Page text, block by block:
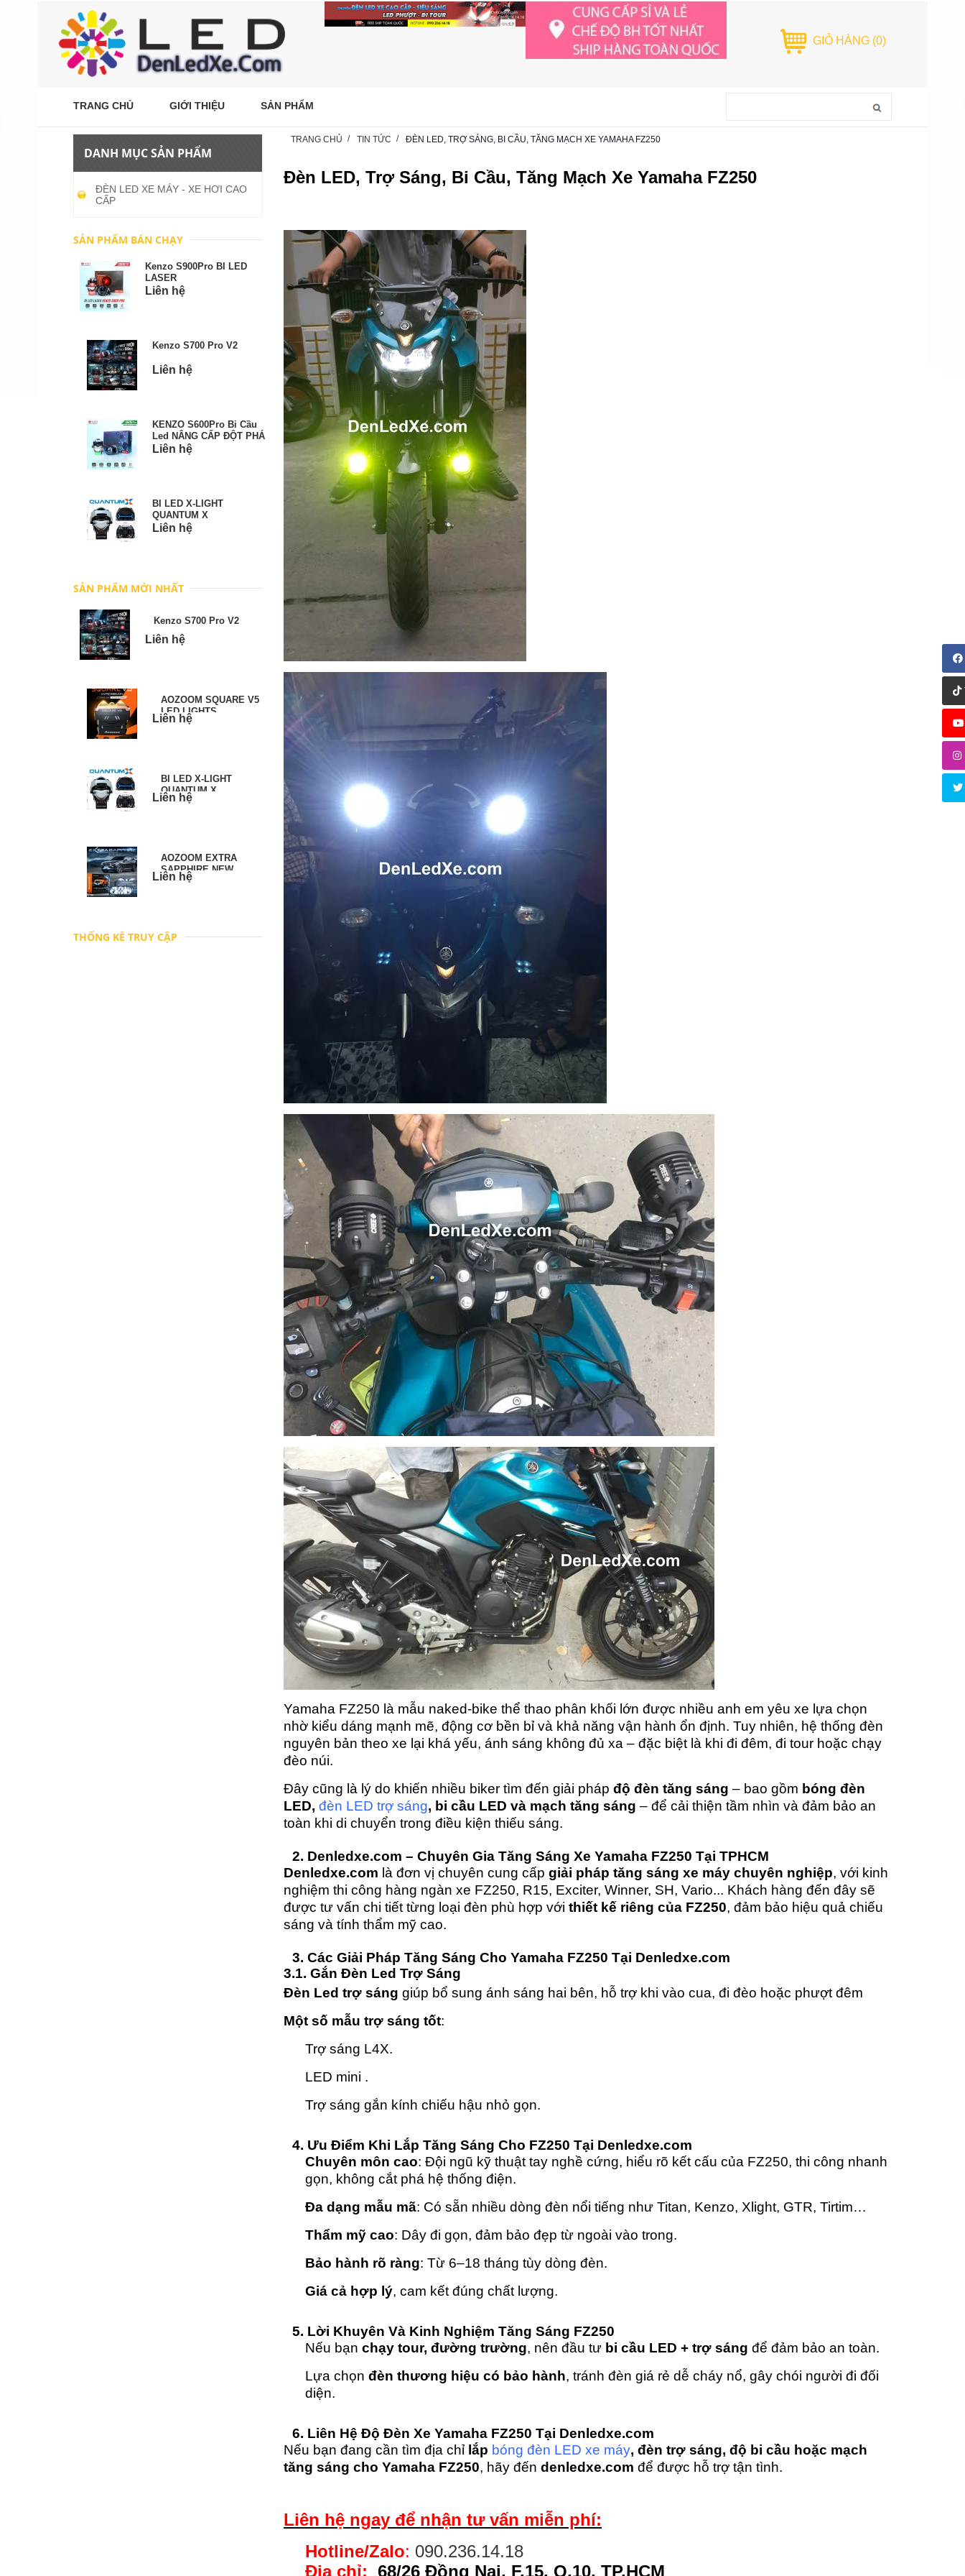
GIỎ HÀNG (0)
TRANG CHỦ GIỚI THIỆU SẢN PHẨM
DANH MỤC SẢN PHẨM
ĐÈN LED XE MÁY - XE HƠI CAO
CẤP
SẢN PHẨM BÁN CHẠY
Kenzo S900Pro BI LED
LASER
Liên hệ
Kenzo S700 Pro V2
Liên hệ
KENZO S600Pro Bi Cầu
Led NÂNG CẤP ĐỘT PHÁ
Liên hệ
BI LED X-LIGHT
QUANTUM X
Liên hệ
SẢN PHẨM MỚI NHẤT
Kenzo S700 Pro V2
Liên hệ
AOZOOM SQUARE V5
LED LIGHTS
Liên hệ
BI LED X-LIGHT
QUANTUM X
Liên hệ
AOZOOM EXTRA
SAPPHIRE NEW
PROJECTORS
Liên hệ
THỐNG KÊ TRUY CẬP
TRANG CHỦ TIN TỨC ĐÈN LED, TRỢ SÁNG, BI CẦU, TĂNG MẠCH XE YAMAHA FZ250
Đèn LED, Trợ Sáng, Bi Cầu, Tăng Mạch Xe Yamaha FZ250
Yamaha FZ250 là mẫu naked-bike thể thao phân khối lớn được nhiều anh em yêu xe lựa chọn
nhờ kiểu dáng mạnh mẽ, động cơ bền bỉ và khả năng vận hành ổn định. Tuy nhiên, hệ thống đèn
nguyên bản theo xe lại khá yếu, ánh sáng không đủ xa – đặc biệt là khi đi đêm, đi tour hoặc chạy
đèo núi.
Đây cũng là lý do khiến nhiều biker tìm đến giải pháp độ đèn tăng sáng – bao gồm bóng đèn
LED, đèn LED trợ sáng, bi cầu LED và mạch tăng sáng – để cải thiện tầm nhìn và đảm bảo an
toàn khi di chuyển trong điều kiện thiếu sáng.
2. Denledxe.com – Chuyên Gia Tăng Sáng Xe Yamaha FZ250 Tại TPHCM
Denledxe.com là đơn vị chuyên cung cấp giải pháp tăng sáng xe máy chuyên nghiệp, với kinh
nghiệm thi công hàng ngàn xe FZ250, R15, Exciter, Winner, SH, Vario... Khách hàng đến đây sẽ
được tư vấn chi tiết từng loại đèn phù hợp với thiết kế riêng của FZ250, đảm bảo hiệu quả chiếu
sáng và tính thẩm mỹ cao.
3. Các Giải Pháp Tăng Sáng Cho Yamaha FZ250 Tại Denledxe.com
3.1. Gắn Đèn Led Trợ Sáng
Đèn Led trợ sáng giúp bổ sung ánh sáng hai bên, hỗ trợ khi vào cua, đi đèo hoặc phượt đêm
Một số mẫu trợ sáng tốt:
Trợ sáng L4X.
LED mini .
Trợ sáng gắn kính chiếu hậu nhỏ gọn.
4. Ưu Điểm Khi Lắp Tăng Sáng Cho FZ250 Tại Denledxe.com
Chuyên môn cao: Đội ngũ kỹ thuật tay nghề cứng, hiểu rõ kết cấu của FZ250, thi công nhanh
gọn, không cắt phá hệ thống điện.
Đa dạng mẫu mã: Có sẵn nhiều dòng đèn nổi tiếng như Titan, Kenzo, Xlight, GTR, Tirtim…
Thẩm mỹ cao: Dây đi gọn, đảm bảo đẹp từ ngoài vào trong.
Bảo hành rõ ràng: Từ 6–18 tháng tùy dòng đèn.
Giá cả hợp lý, cam kết đúng chất lượng.
5. Lời Khuyên Và Kinh Nghiệm Tăng Sáng FZ250
Nếu bạn chạy tour, đường trường, nên đầu tư bi cầu LED + trợ sáng để đảm bảo an toàn.
Lựa chọn đèn thương hiệu có bảo hành, tránh đèn giá rẻ dễ cháy nổ, gây chói người đi đối
diện.
6. Liên Hệ Độ Đèn Xe Yamaha FZ250 Tại Denledxe.com
Nếu bạn đang cần tìm địa chỉ lắp bóng đèn LED xe máy, đèn trợ sáng, độ bi cầu hoặc mạch
tăng sáng cho Yamaha FZ250, hãy đến denledxe.com để được hỗ trợ tận tình.
Liên hệ ngay để nhận tư vấn miễn phí:
Hotline/Zalo: 090.236.14.18
Địa chỉ: 68/26 Đồng Nai, F.15, Q.10, TP.HCM